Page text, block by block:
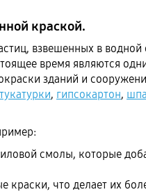
краской.
взвешенных в
время являются
зданий и
, гипсокартон,
смолы, которые
что делает их